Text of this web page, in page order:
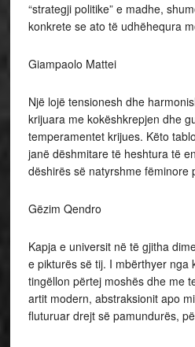
“strategji politike” e madhe,
konkrete se ato të udhëhequra
Giampaolo Mattei
Një lojë tensionesh dhe
krijuara me kokëshkrepjen dhe
temperamentet krijues. Këto
janë dëshmitare të heshtura të
dëshirës së natyrshme fëminore
Gëzim Qendro
Kapja e universit në të gjitha
e pikturës së tij. I mbërthyer
tingëllon përtej moshës dhe me
artit modern, abstraksionit apo
fluturuar drejt së pamundurës,